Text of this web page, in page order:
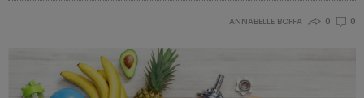
ANNABELLE BOFFA 0 0